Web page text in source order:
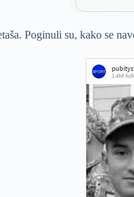
Poginuli su, kako se